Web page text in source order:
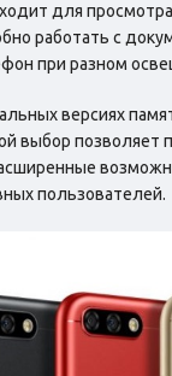
для
работать с
при разном
версиях
выбор
пользователей.